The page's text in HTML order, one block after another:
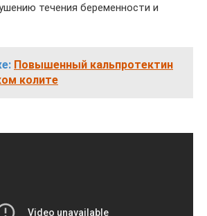
течения беременности и
Повышенный кальпротектин
колите